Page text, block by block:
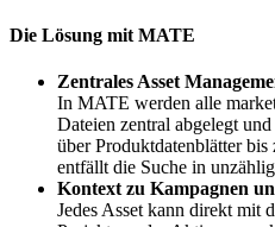
Die Lösung mit MATE
Zentrales Asset
In MATE werden alle
Dateien zentral abgelegt
über Produkt­datenblätter
entfällt die Suche in
Kontext zu Kampagnen
Jedes Asset kann direkt mit